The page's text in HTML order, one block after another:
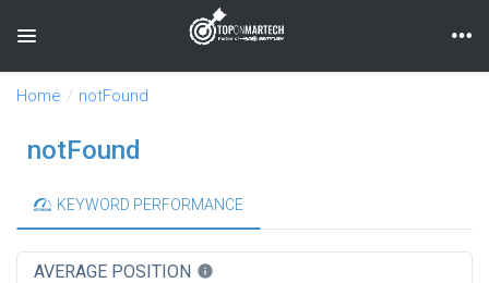
Toggle navigation
Home notFound
notFound
KEYWORD PERFORMANCE
AVERAGE POSITION info